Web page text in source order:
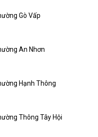
Gò Vấp
An Nhơn
Hạnh Thông
Thông Tây Hội